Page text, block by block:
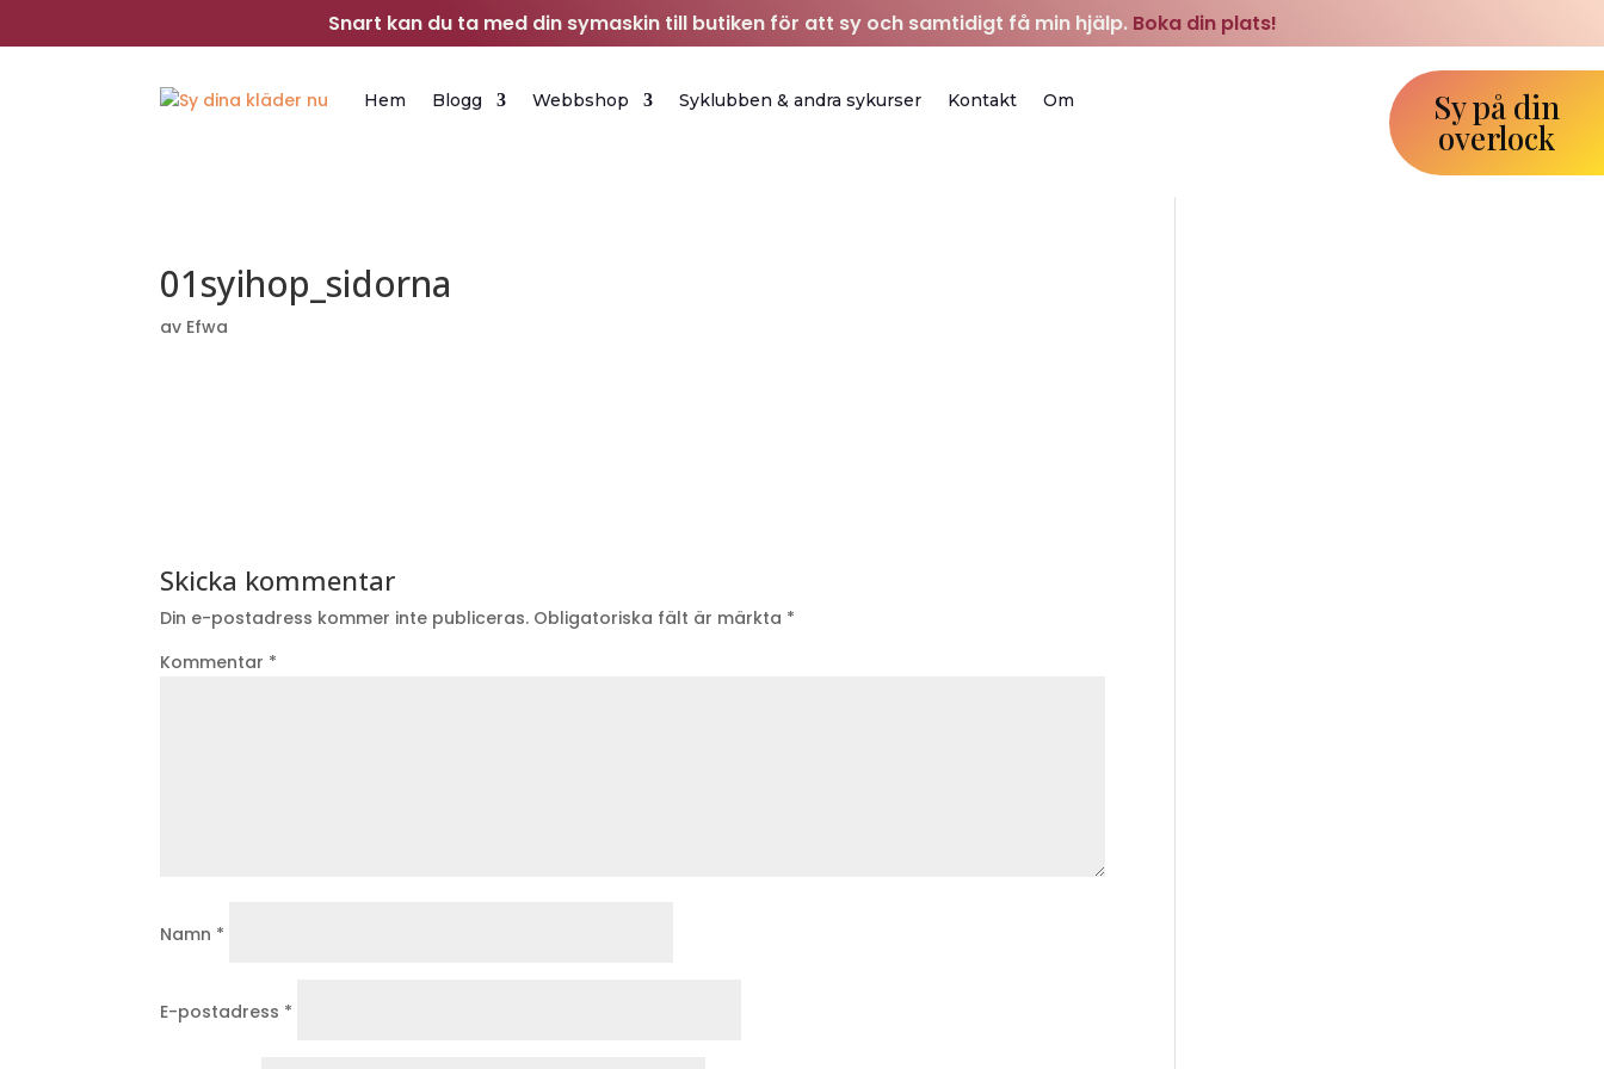
Snart kan du ta med din symaskin till butiken för att sy och samtidigt få min hjälp. Boka din plats!
Hem Blogg Webbshop Syklubben & andra sykurser Kontakt Om Sy på din
overlock
01syihop_sidorna
av Efwa
Skicka kommentar
Din e-postadress kommer inte publiceras. Obligatoriska fält är märkta *
Kommentar *
Namn *
E-postadress *